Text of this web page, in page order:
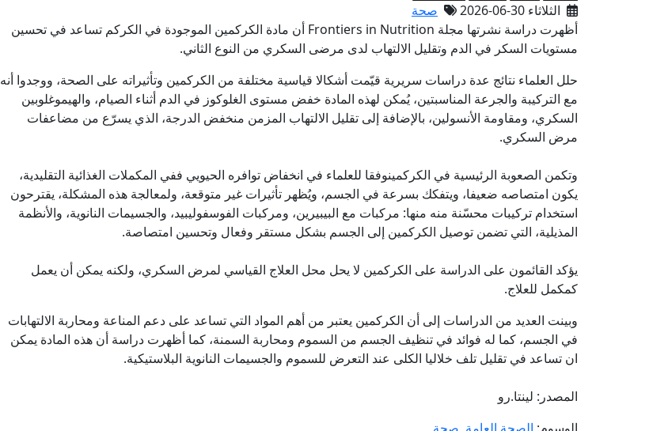
الثلاثاء 30-06-2026
صحة
أظهرت دراسة نشرتها مجلة Frontiers in Nutrition أن مادة الكركمين الموجودة في الكركم تساعد في تحسين
مستويات السكر في الدم وتقليل الالتهاب لدى مرضى السكري من النوع الثاني.
حلل العلماء نتائج عدة دراسات سريرية قيّمت أشكالا قياسية مختلفة من الكركمين وتأثيراته على الصحة، ووجدوا أنه
مع التركيبة والجرعة المناسبتين، يُمكن لهذه المادة خفض مستوى الغلوكوز في الدم أثناء الصيام، والهيموغلوبين
السكري، ومقاومة الأنسولين، بالإضافة إلى تقليل الالتهاب المزمن منخفض الدرجة، الذي يسرّع من مضاعفات
مرض السكري.
وتكمن الصعوبة الرئيسية في الكركمينوفقا للعلماء في انخفاض توافره الحيويي ففي المكملات الغذائية التقليدية،
يكون امتصاصه ضعيفا، ويتفكك بسرعة في الجسم، ويُظهر تأثيرات غير متوقعة، ولمعالجة هذه المشكلة، يقترحون
استخدام تركيبات محسّنة منه منها: مركبات مع البيبيرين، ومركبات الفوسفوليبيد، والجسيمات النانوية، والأنظمة
المذيلية، التي تضمن توصيل الكركمين إلى الجسم بشكل مستقر وفعال وتحسين امتصاصة.
يؤكد القائمون على الدراسة على الكركمين لا يحل محل العلاج القياسي لمرض السكري، ولكنه يمكن أن يعمل
كمكمل للعلاج.
وبينت العديد من الدراسات إلى أن الكركمين يعتبر من أهم المواد التي تساعد على دعم المناعة ومحاربة الالتهابات
في الجسم، كما له فوائد في تنظيف الجسم من السموم ومحاربة السمنة، كما أظهرت دراسة أن هذه المادة يمكن
ان تساعد في تقليل تلف خلاليا الكلى عند التعرض للسموم والجسيمات النانوية البلاستيكية.
المصدر: لينتا.رو